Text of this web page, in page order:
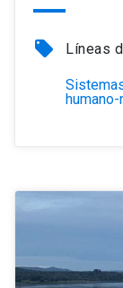
local_offer Líneas